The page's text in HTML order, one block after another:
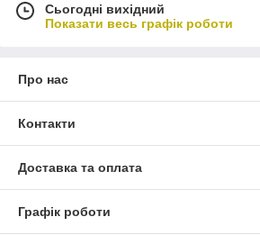
Сьогодні вихідний
Показати весь графік роботи
Про нас
Контакти
Доставка та оплата
Графік роботи